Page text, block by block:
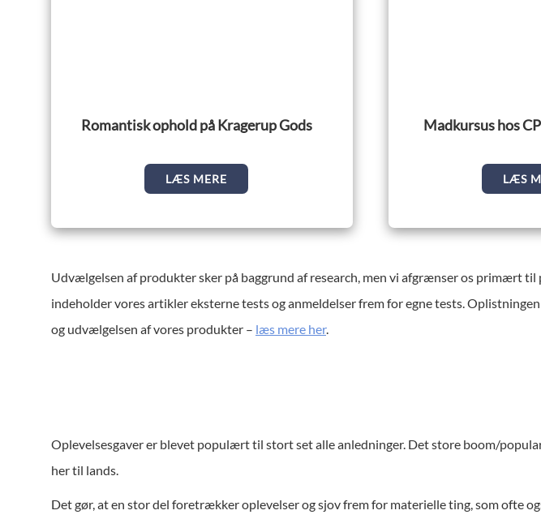
Romantisk ophold på Kragerup Gods
LÆS MERE
Madkursus hos
LÆS
Udvælgelsen af produkter sker på baggrund af research, men vi afgrænser os primært til
indeholder vores artikler eksterne tests og anmeldelser frem for egne tests.
og udvælgelsen af vores produkter – læs mere her.
Oplevelsesgaver er blevet populært til stort set alle anledninger. Det store boom/
her til lands.
Det gør, at en stor del foretrækker oplevelser og sjov frem for materielle ting, som ofte